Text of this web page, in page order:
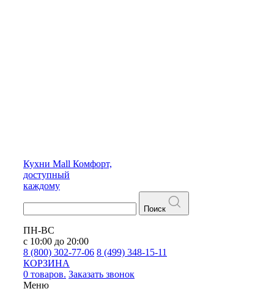
Кухни Mall Комфорт,
доступный
каждому
Поиск
ПН-ВС
с 10:00 до 20:00
8 (800) 302-77-06 8 (499) 348-15-11
КОРЗИНА
0 товаров. Заказать звонок
Меню